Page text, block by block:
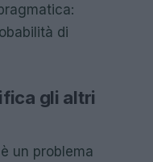
di
gli altri
un problema